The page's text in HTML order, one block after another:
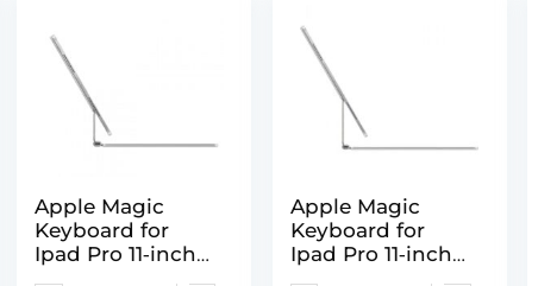
Apple Magic
Keyboard for
Ipad Pro 11‑inch
(M4) – Us
Apple Magic
Keyboard for
Ipad Pro 11‑inch
(M4) – Romanian